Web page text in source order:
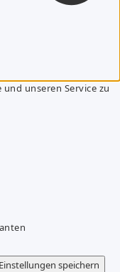
unseren Service zu
Einstellungen speichern